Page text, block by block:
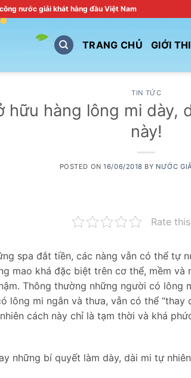
nước giải khát hàng đầu Việt Nam
TRANG CHỦ GIỚI
TIN TỨC
hữu hàng lông mi dày,
này!
POSTED ON16/06/2018 BY NƯỚC
Rate
spa đắt tiền, các nàng vẫn có thể tự
mao khá đặc biệt trên cơ thể, mềm
Thông thường những người có lông
lông mi ngắn và thưa, vẫn có thể “thay
cách này chỉ là tạm thời và khá
những bí quyết làm dày, dài mi tự